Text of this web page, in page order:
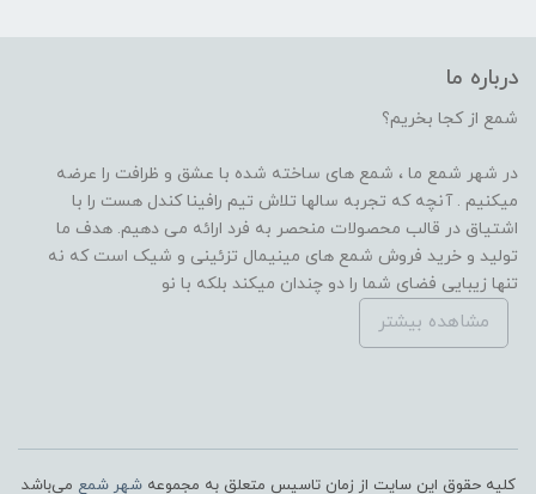
درباره ما
شمع از کجا بخریم؟
در شهر شمع ما ، شمع های ساخته شده با عشق و ظرافت را عرضه
میکنیم . آنچه که تجربه سالها تلاش تیم رافینا کندل هست را با
اشتیاق در قالب محصولات منحصر به فرد ارائه می دهیم. هدف ما
تولید و خرید فروش شمع های مینیمال تزئینی و شیک است که نه
تنها زیبایی فضای شما را دو چندان میکند بلکه با نو
مشاهده بیشتر
کلیه حقوق این سایت از زمان تاسیس متعلق به مجموعهشهر شمع می‌باشد